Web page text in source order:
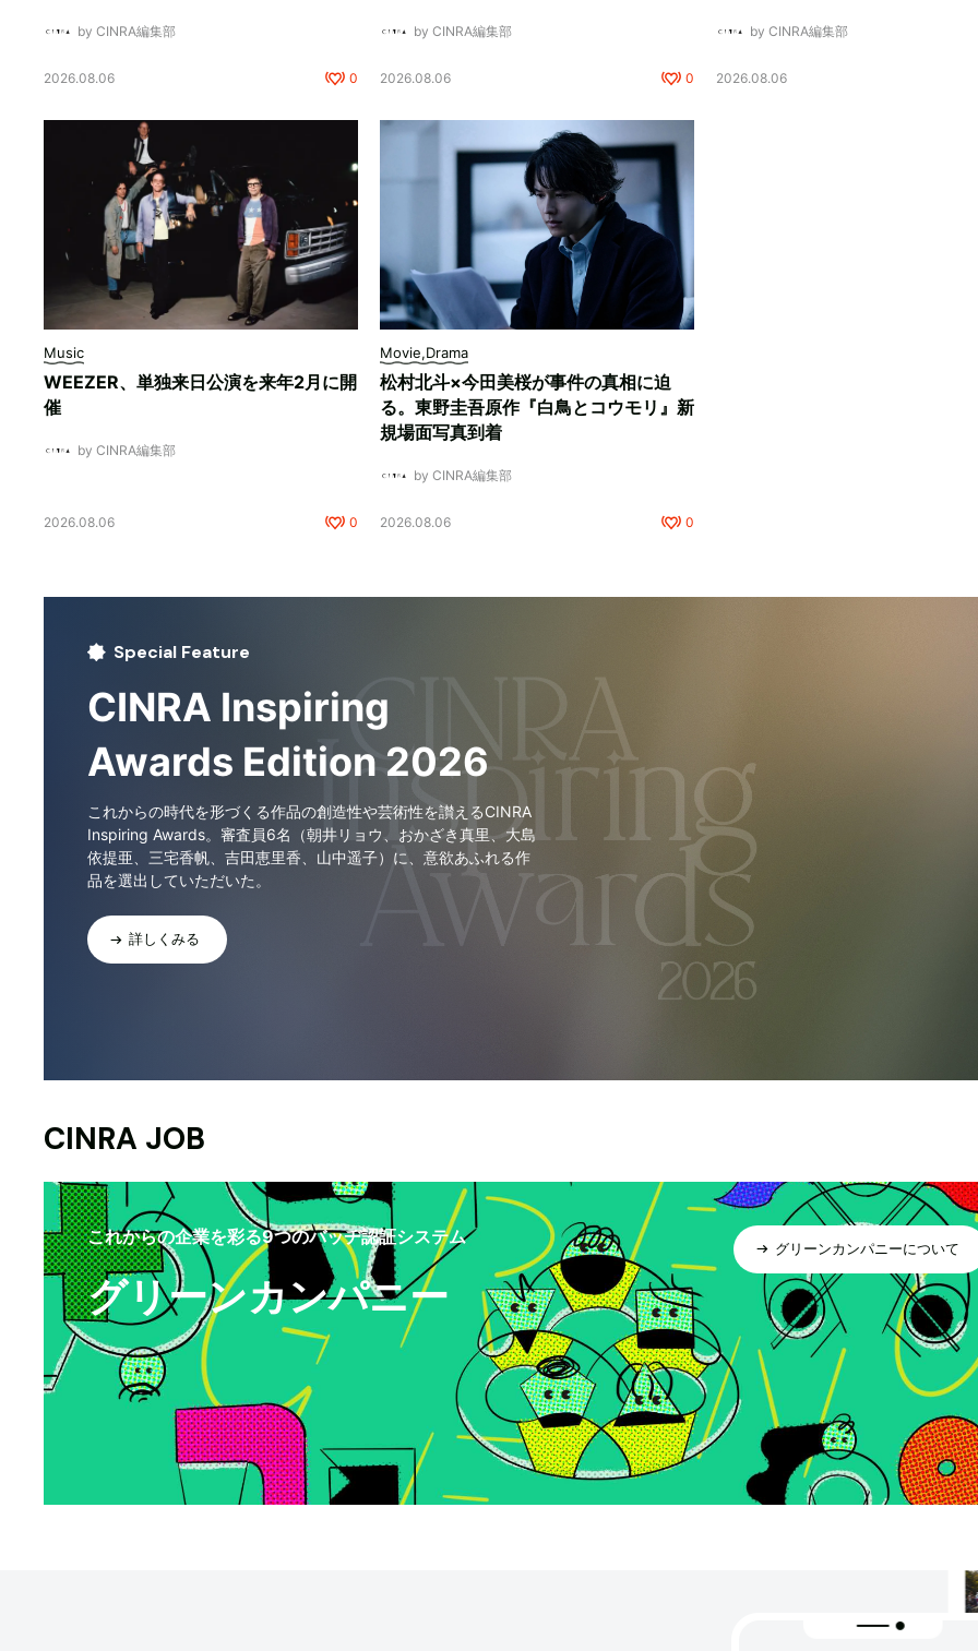
by CINRA編集部
2026.08.06 0
by CINRA編集部
2026.08.06 0
by CINRA編集部
2026.08.06
Music
WEEZER、単独来日公演を来年2月に開
催
by CINRA編集部
2026.08.06 0
Movie,Drama
松村北斗×今田美桜が事件の真相に迫
る。東野圭吾原作『白鳥とコウモリ』新
規場面写真到着
by CINRA編集部
2026.08.06 0
Special Feature
CINRA Inspiring
Awards Edition 2026
これからの時代を形づくる作品の創造性や芸術性を讃えるCINRA
Inspiring Awards。審査員6名（朝井リョウ、おかざき真里、大島
依提亜、三宅香帆、吉田恵里香、山中遥子）に、意欲あふれる作
品を選出していただいた。
詳しくみる
CINRA JOB
これからの企業を彩る9つのバッヂ認証システム
グリーンカンパニー
グリーンカンパニーについて